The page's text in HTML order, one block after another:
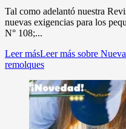
Tal como adelantó nuestra
nuevas exigencias para los
N° 108;...
Leer másLeer más sobre
remolques